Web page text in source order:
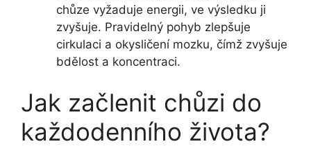
chůze vyžaduje energii, ve výsledku ji
zvyšuje. Pravidelný pohyb zlepšuje
cirkulaci a okysličení mozku, čímž zvyšuje
bdělost a koncentraci.
Jak začlenit chůzi do
každodenního života?